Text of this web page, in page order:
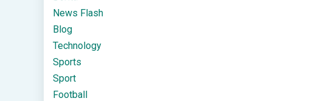
News Flash
Blog
Technology
Sports
Sport
Football